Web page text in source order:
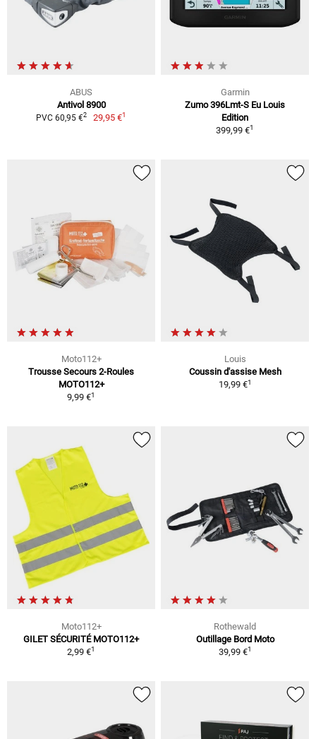
ABUS
Antivol 8900
PVC 60,95 €2 29,95 €1
Garmin
Zumo 396Lmt-S Eu Louis
Edition
399,99 €1
Moto112+
Trousse Secours 2-Roules
MOTO112+
9,99 €1
Louis
Coussin d'assise Mesh
19,99 €1
Moto112+
GILET SÉCURITÉ MOTO112+
2,99 €1
Rothewald
Outillage Bord Moto
39,99 €1